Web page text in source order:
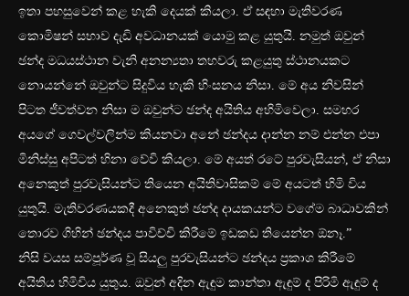
ඉතා පහසුවෙන් කළ හැකි දෙයක් කියලා. ඒ සඳහා මැතිවරණ
කොමිෂන් සභාව දැඩි අවධානයක් යොමු කළ යුතුයි. නමුත් ඔවුන්
ඡන්ද මධයස්ථාන වැනි අනන්‍යතා තහවරු කළයුතු ස්ථානයකට
නොයන්නේ ඔවුන්ට සිදුවිය හැකි හිංසනය නිසා. මේ අය නිවසින්
පිටත ජීවත්වන නිසා ම ඔවුන්ට ඡන්ද අයිතිය අහිමිවෙලා. සමහර
අයගේ ගෙවල්වලින්ම කියනවා අනේ ඡන්දය දාන්න නම් එන්න එපා
මිනිස්සු අපිටත් හිනා වේවි කියලා. මේ අයත් රටේ පුරවැසියන්, ඒ නිසා
අනෙකුත් පුරවැසියන්ට තියෙන අයිතිවාසිකම් මේ අයටත් හිමි විය
යුතුයි. මැතිවරණයකදී අනෙකුත් ඡන්ද දායකයන්ට වගේම බාධාවකින්
තොරව ගිහින් ඡන්දය පාවිච්චි කිරීමේ ඉඩකඩ තියෙන්න ඕනෑ.”
නිසි වයස සම්පූර්ණ වූ සියලු පුරවැසියන්ට ඡන්දය ප්‍රකාශ කිරීමේ
අයිතිය හිමිවිය යුතුය. ඔවුන් අදින ඇඳුම කාන්තා ඇඳුම් ද පිරිමි ඇඳුම් ද